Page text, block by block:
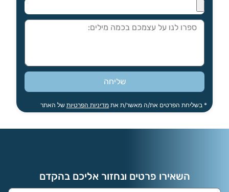
שליחה
* בשליחת הפרטים את/ה מאשר/ת את מדיניות הפרטיות של האתר
השאירו פרטים ונחזור אליכם בהקדם